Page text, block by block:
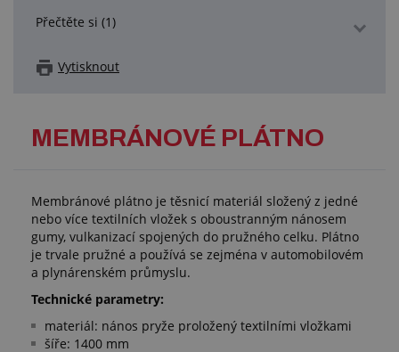
Přečtěte si (1)
Vytisknout
MEMBRÁNOVÉ PLÁTNO
Membránové plátno je těsnicí materiál složený z jedné
nebo více textilních vložek s oboustranným nánosem
gumy, vulkanizací spojených do pružného celku. Plátno
je trvale pružné a používá se zejména v automobilovém
a plynárenském průmyslu.
Technické parametry:
materiál: nános pryže proložený textilními vložkami
šíře: 1400 mm